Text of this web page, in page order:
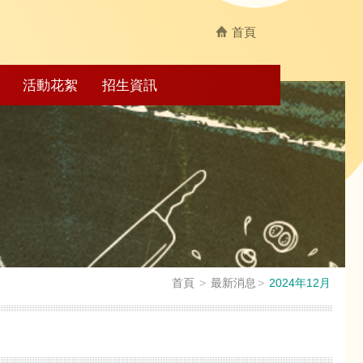
活動花絮 招生資訊
首頁
首頁 最新消息 2024年12月